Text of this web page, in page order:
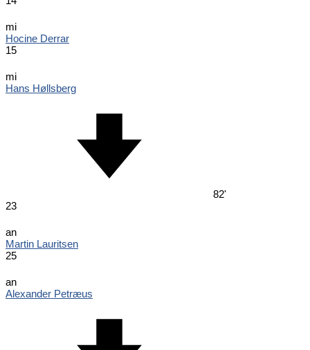
mi
Hocine Derrar
15
mi
Hans Høllsberg
82'
23
an
Martin Lauritsen
25
an
Alexander Petræus